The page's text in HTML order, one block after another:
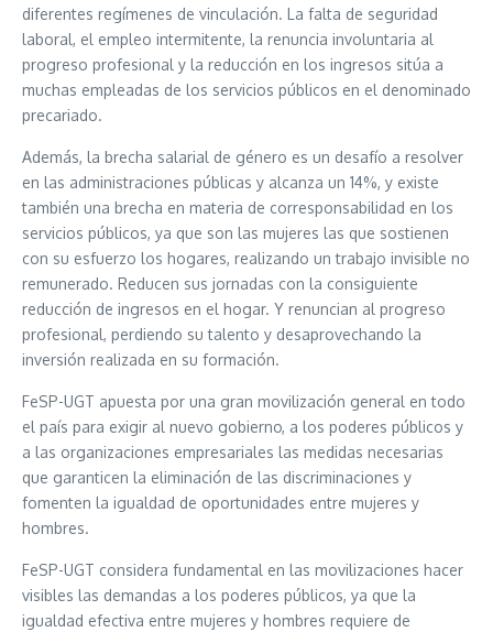
diferentes regímenes de vinculación. La falta de seguridad
laboral, el empleo intermitente, la renuncia involuntaria al
progreso profesional y la reducción en los ingresos sitúa a
muchas empleadas de los servicios públicos en el denominado
precariado.
Además, la brecha salarial de género es un desafío a resolver
en las administraciones públicas y alcanza un 14%, y existe
también una brecha en materia de corresponsabilidad en los
servicios públicos, ya que son las mujeres las que sostienen
con su esfuerzo los hogares, realizando un trabajo invisible no
remunerado. Reducen sus jornadas con la consiguiente
reducción de ingresos en el hogar. Y renuncian al progreso
profesional, perdiendo su talento y desaprovechando la
inversión realizada en su formación.
FeSP-UGT apuesta por una gran movilización general en todo
el país para exigir al nuevo gobierno, a los poderes públicos y
a las organizaciones empresariales las medidas necesarias
que garanticen la eliminación de las discriminaciones y
fomenten la igualdad de oportunidades entre mujeres y
hombres.
FeSP-UGT considera fundamental en las movilizaciones hacer
visibles las demandas a los poderes públicos, ya que la
igualdad efectiva entre mujeres y hombres requiere de